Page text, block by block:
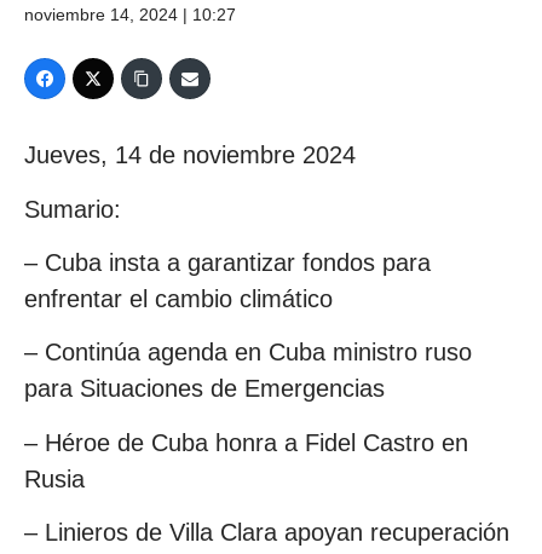
noviembre 14, 2024 | 10:27
Jueves, 14 de noviembre 2024
Sumario:
– Cuba insta a garantizar fondos para
enfrentar el cambio climático
– Continúa agenda en Cuba ministro ruso
para Situaciones de Emergencias
– Héroe de Cuba honra a Fidel Castro en
Rusia
– Linieros de Villa Clara apoyan recuperación